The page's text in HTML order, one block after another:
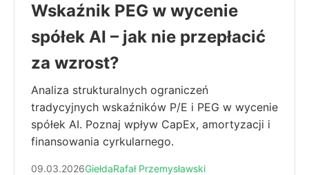
Wskaźnik PEG w wycenie
spółek AI – jak nie przepłacić
za wzrost?
Analiza strukturalnych ograniczeń
tradycyjnych wskaźników P/E i PEG w wycenie
spółek AI. Poznaj wpływ CapEx, amortyzacji i
finansowania cyrkularnego.
09.03.2026GiełdaRafał Przemysławski